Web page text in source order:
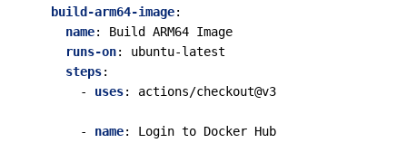
build-arm64-image:
name:
Build ARM64 Image
runs-on:
ubuntu-latest
steps:
- uses: actions/checkout@v3
- name:
Login to Docker Hub